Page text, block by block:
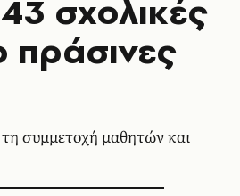
σχολικές
πράσινες
συμμετοχή μαθητών και